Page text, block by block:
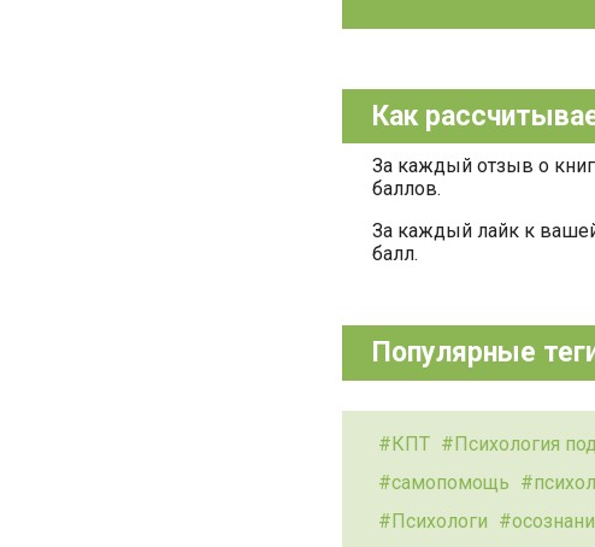
Как
За каждый отзыв о
баллов.
За каждый лайк к вашей
балл.
Популярные
КПТ Психология
самопомощь
Психологи